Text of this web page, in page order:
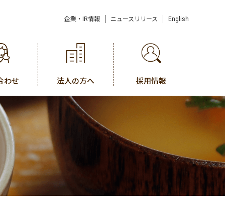
企業・IR情報 ニュースリリース English
わせ 法人の方へ 採用情報